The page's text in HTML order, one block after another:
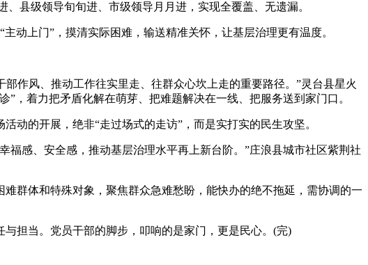
县级领导旬旬进、市级领导月月进，实现全覆盖、无遗漏。
动上门”，摸清实际困难，输送精准关怀，让基层治理更有温度。
作风、推动工作往实里走、往群众心坎上走的重要路径。”灵台县星火
，着力把矛盾化解在萌芽、把难题解决在一线、把服务送到家门口。
的开展，绝非“走过场式的走访”，而是实打实的民生攻坚。
感、安全感，推动基层治理水平再上新台阶。”庄浪县城市社区紫荆社
体和特殊对象，聚焦群众急难愁盼，能快办的绝不拖延，需协调的一
担当。党员干部的脚步，叩响的是家门，更是民心。(完)